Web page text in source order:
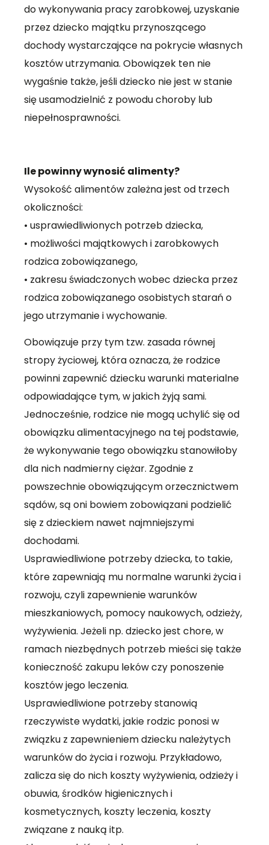
do wykonywania pracy zarobkowej, uzyskanie
przez dziecko majątku przynoszącego
dochody wystarczające na pokrycie własnych
kosztów utrzymania. Obowiązek ten nie
wygaśnie także, jeśli dziecko nie jest w stanie
się usamodzielnić z powodu choroby lub
niepełnosprawności.
Ile powinny wynosić alimenty?
Wysokość alimentów zależna jest od trzech
okoliczności:
• usprawiedliwionych potrzeb dziecka,
• możliwości majątkowych i zarobkowych
rodzica zobowiązanego,
• zakresu świadczonych wobec dziecka przez
rodzica zobowiązanego osobistych starań o
jego utrzymanie i wychowanie.
Obowiązuje przy tym tzw. zasada równej
stropy życiowej, która oznacza, że rodzice
powinni zapewnić dziecku warunki materialne
odpowiadające tym, w jakich żyją sami.
Jednocześnie, rodzice nie mogą uchylić się od
obowiązku alimentacyjnego na tej podstawie,
że wykonywanie tego obowiązku stanowiłoby
dla nich nadmierny ciężar. Zgodnie z
powszechnie obowiązującym orzecznictwem
sądów, są oni bowiem zobowiązani podzielić
się z dzieckiem nawet najmniejszymi
dochodami.
Usprawiedliwione potrzeby dziecka, to takie,
które zapewniają mu normalne warunki życia i
rozwoju, czyli zapewnienie warunków
mieszkaniowych, pomocy naukowych, odzieży,
wyżywienia. Jeżeli np. dziecko jest chore, w
ramach niezbędnych potrzeb mieści się także
konieczność zakupu leków czy ponoszenie
kosztów jego leczenia.
Usprawiedliwione potrzeby stanowią
rzeczywiste wydatki, jakie rodzic ponosi w
związku z zapewnieniem dziecku należytych
warunków do życia i rozwoju. Przykładowo,
zalicza się do nich koszty wyżywienia, odzieży i
obuwia, środków higienicznych i
kosmetycznych, koszty leczenia, koszty
związane z nauką itp.